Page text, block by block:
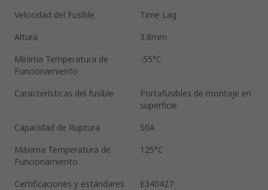
Velocidad del Fusible
Time Lag
Altura
3.8mm
Mínima Temperatura de
Funcionamiento
-55°C
Características del fusible
Portafusibles de montaje en
superficie
Capacidad de Ruptura
50A
Máxima Temperatura de
Funcionamiento
125°C
Certificaciones y estándares
E340427